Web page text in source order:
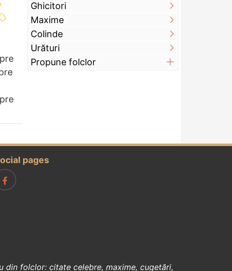
Ghicitori
Maxime
Colinde
Urături
Propune folclor
pages
din folclor: citate celebre, maxime,cugetări,